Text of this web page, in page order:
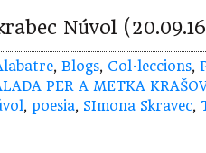
Núvol
, Blogs, Col·leccions,
PER A METKA
, poesia, SImona Skravec,